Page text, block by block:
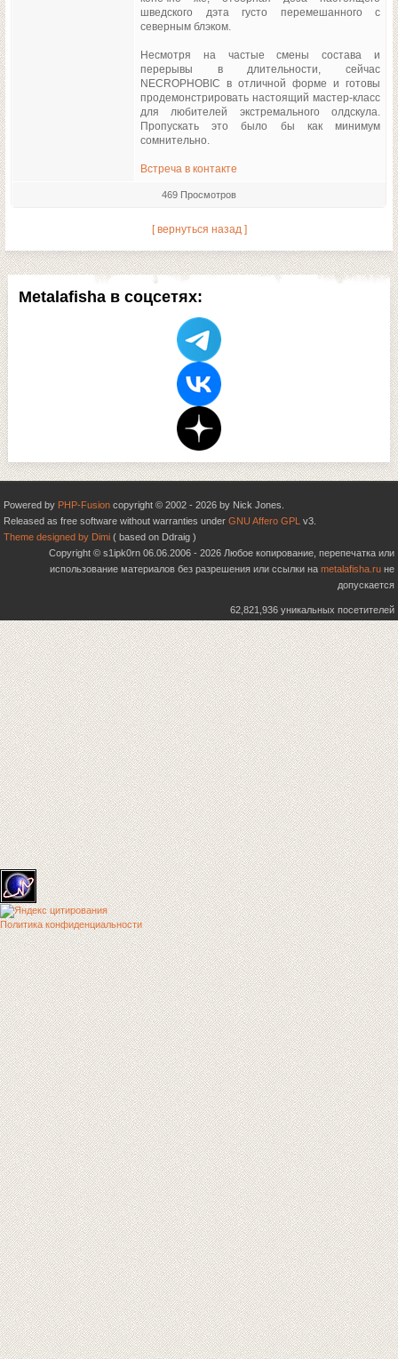
Metalafisha в соцсетях:
шведского дэта густо перемешанного с
северным блэком.
Несмотря на частые смены состава и
перерывы в длительности, сейчас
NECROPHOBIC в отличной форме и готовы
продемонстрировать настоящий мастер-класс
для любителей экстремального олдскула.
Пропускать это было бы как минимум
сомнительно.
Встреча в контакте
469 Просмотров
[ вернуться назад ]
Powered by PHP-Fusion copyright © 2002 - 2026 by Nick Jones.
Released as free software without warranties under GNU Affero GPL v3.
Theme designed by Dimi ( based on Ddraig )
Copyright © s1ipk0rn 06.06.2006 - 2026 Любое копирование, перепечатка или
использование материалов без разрешения или ссылки на metalafisha.ru не
допускается
62,821,936 уникальных посетителей
Политика конфиденциальности